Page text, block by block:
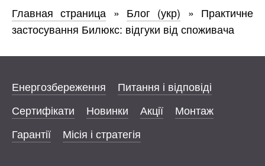
Главная страница » Блог (укр) » Практичне
застосування Билюкс: відгуки від споживача
Енергозбереження
Питання і відповіді
Сертифікати
Новинки Акції
Монтаж
Гарантії
Місія і стратегія